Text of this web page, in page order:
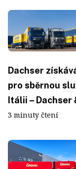
Dachser
pro sběrnou
Itálii –
3 minuty čtení